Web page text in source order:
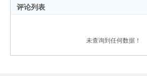
评论列表
未查询到任何数据！